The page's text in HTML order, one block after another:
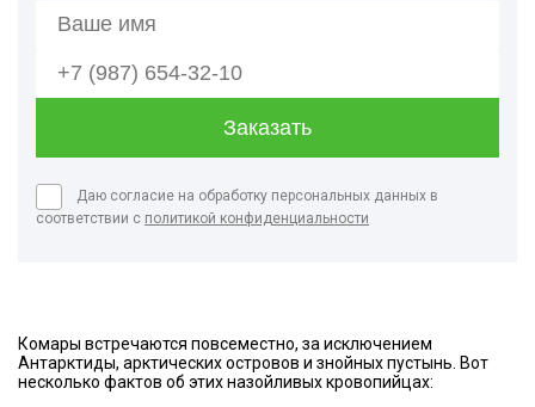
Даю согласие на обработку персональных данных в
соответствии с политикой конфиденциальности
Комары встречаются повсеместно, за исключением
Антарктиды, арктических островов и знойных пустынь. Вот
несколько фактов об этих назойливых кровопийцах: